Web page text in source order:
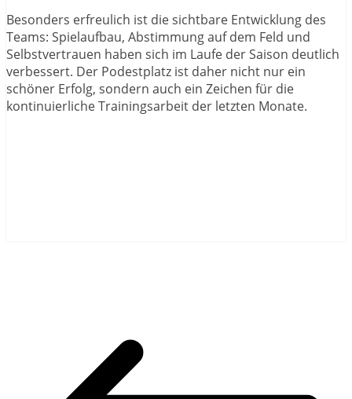
Besonders erfreulich ist die sichtbare Entwicklung des
Teams: Spielaufbau, Abstimmung auf dem Feld und
Selbstvertrauen haben sich im Laufe der Saison deutlich
verbessert. Der Podestplatz ist daher nicht nur ein
schöner Erfolg, sondern auch ein Zeichen für die
kontinuierliche Trainingsarbeit der letzten Monate.